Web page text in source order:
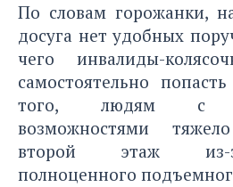
По словам горожанки,
досуга нет удобных
чего инвалиды-
самостоятельно
того, людям с
возможностями
второй этаж из-
полноценного